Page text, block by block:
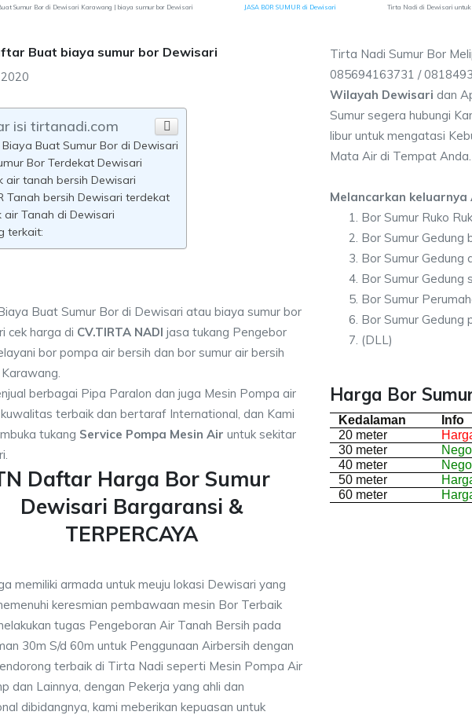
Sumur Bor di Dewisari Karawang | biaya sumur bor Dewisari JASA BOR SUMUR di Dewisari Tirta Nadi di Dewisari untuk
Buat biaya sumur bor Dewisari
isi tirtanadi.com
Buat Sumur Bor di Dewisari
Bor Terdekat Dewisari
air tanah bersih Dewisari
Tanah bersih Dewisari terdekat
air Tanah di Dewisari
terkait:
Buat Sumur Bor di Dewisari atau biaya sumur bor
cek harga di CV.TIRTA NADI jasa tukang Pengebor
bor pompa air bersih dan bor sumur air bersih
berbagai Pipa Paralon dan juga Mesin Pompa air
terbaik dan bertaraf International, dan Kami
tukang Service Pompa Mesin Air untuk sekitar
Daftar Harga Bor Sumur
Dewisari Bargaransi &
TERPERCAYA
memiliki armada untuk meuju lokasi Dewisari yang
keresmian pembawaan mesin Bor Terbaik
tugas Pengeboran Air Tanah Bersih pada
30m S/d 60m untuk Penggunaan Airbersih dengan
terbaik di Tirta Nadi seperti Mesin Pompa Air
dan Lainnya, dengan Pekerja yang ahli dan
dibidangnya, kami meberikan kepuasan untuk
Tirta Nadi Sumur Bor
085694163731 /
Wilayah Dewisari dan
Sumur segera hubungi
libur untuk mengatasi
Mata Air di Tempat Anda.
Melancarkan keluarnya
Bor Sumur Ruko
Bor Sumur
Bor Sumur
Bor Sumur Gedung
Bor Sumur
Bor Sumur Gedung
(DLL)
Harga Bor
Kedalaman Info
20 meter
30 meter
40 meter
50 meter
60 meter